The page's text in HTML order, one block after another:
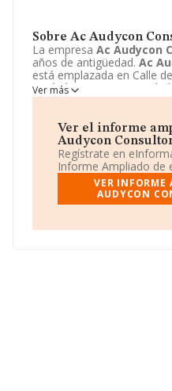
Sobre Ac Audycon
La empresa Ac Audycon
años de antigüedad. Ac
está emplazada en Calle
Madrid. Centra su actividad
Actividades de
Consultores S.c.es
Ver más
Ver el informe
Audycon
Regístrate en
Informe Ampliado de
VER INFORME
AUDYCON